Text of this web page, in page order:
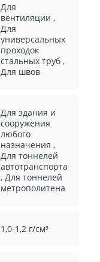
Для
вентиляции ,
Для
универсальных
проходок
стальных труб,
Для швов
Для здания и
сооружения
любого
назначения ,
Для тоннелей
автотранспорта
, Для тоннелей
метрополитена
1,0-1,2 г/см³